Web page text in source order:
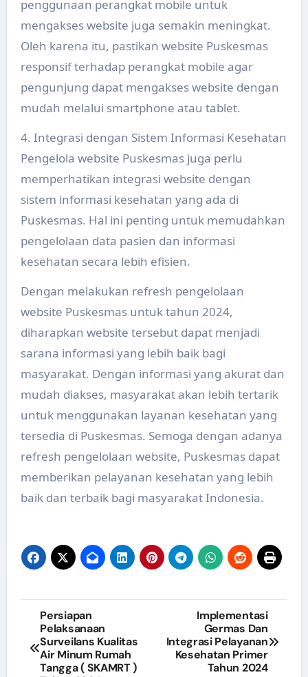
penggunaan perangkat mobile untuk
mengakses website juga semakin meningkat.
Oleh karena itu, pastikan website Puskesmas
responsif terhadap perangkat mobile agar
pengunjung dapat mengakses website dengan
mudah melalui smartphone atau tablet.
4. Integrasi dengan Sistem Informasi Kesehatan
Pengelola website Puskesmas juga perlu
memperhatikan integrasi website dengan
sistem informasi kesehatan yang ada di
Puskesmas. Hal ini penting untuk memudahkan
pengelolaan data pasien dan informasi
kesehatan secara lebih efisien.
Dengan melakukan refresh pengelolaan
website Puskesmas untuk tahun 2024,
diharapkan website tersebut dapat menjadi
sarana informasi yang lebih baik bagi
masyarakat. Dengan informasi yang akurat dan
mudah diakses, masyarakat akan lebih tertarik
untuk menggunakan layanan kesehatan yang
tersedia di Puskesmas. Semoga dengan adanya
refresh pengelolaan website, Puskesmas dapat
memberikan pelayanan kesehatan yang lebih
baik dan terbaik bagi masyarakat Indonesia.
Navigasi
pos
Persiapan
Pelaksanaan
Surveilans Kualitas
Air Minum Rumah
Tangga ( SKAMRT )
Implementasi
Germas Dan
Integrasi Pelayanan
Kesehatan Primer
Tahun 2024